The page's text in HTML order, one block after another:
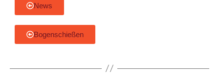
News
Bogenschießen